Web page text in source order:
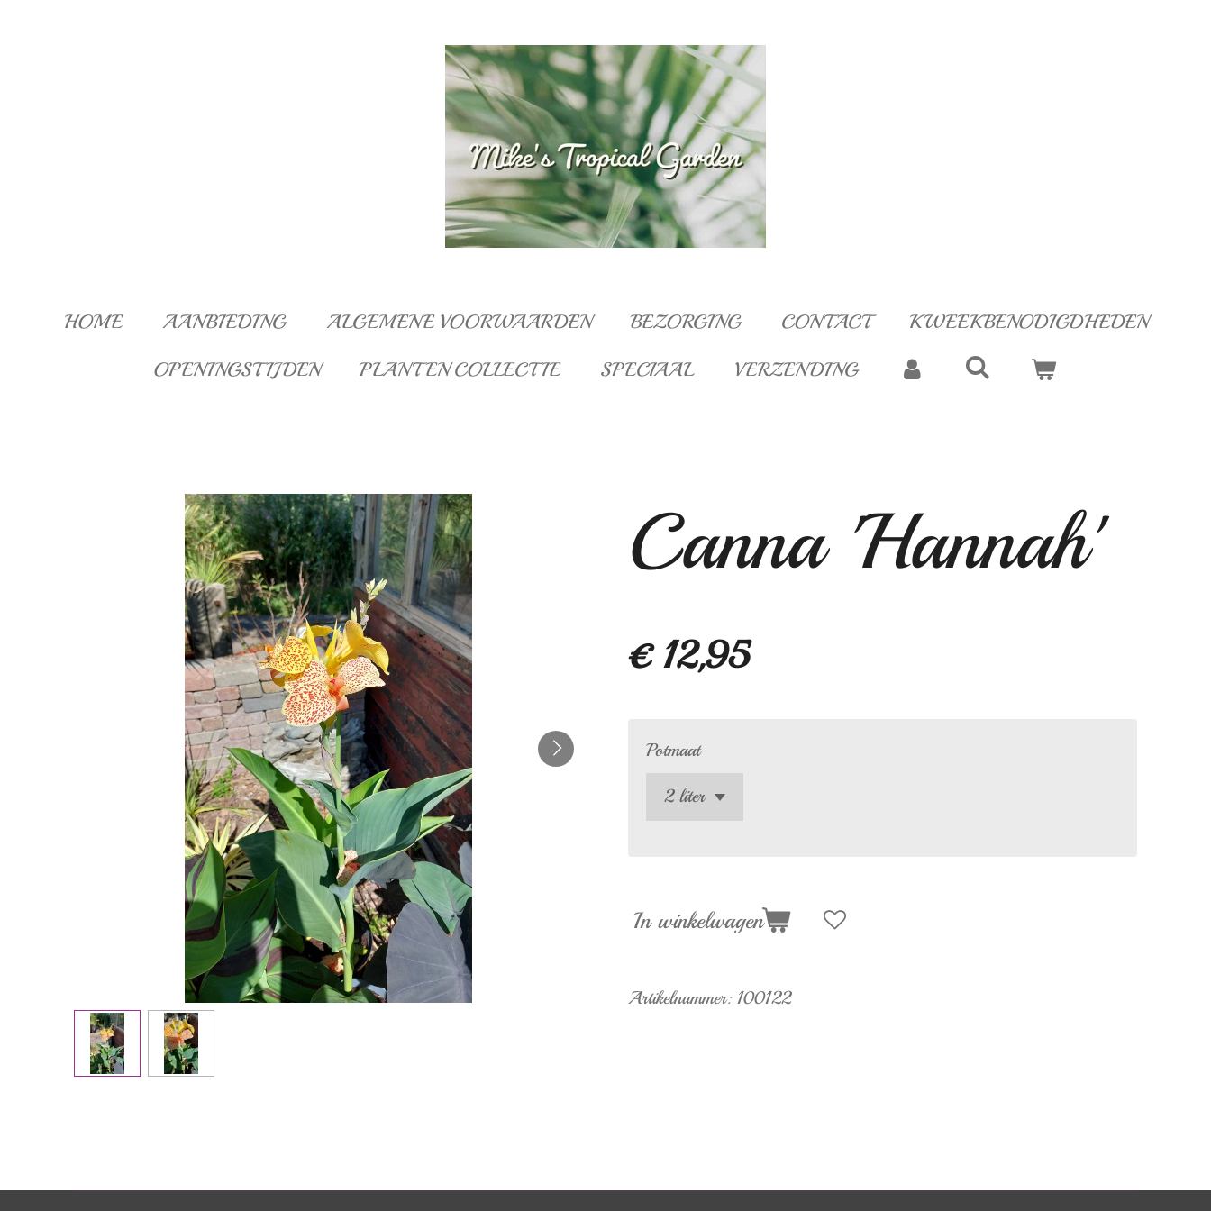
HOME AANBIEDING ALGEMENE VOORWAARDEN BEZORGING CONTACT KWEEKBENODIGDHEDEN
OPENINGSTIJDEN PLANTEN COLLECTIE SPECIAAL VERZENDING
Canna 'Hannah'
€ 12,95
Potmaat
In winkelwagen
Artikelnummer: 100122